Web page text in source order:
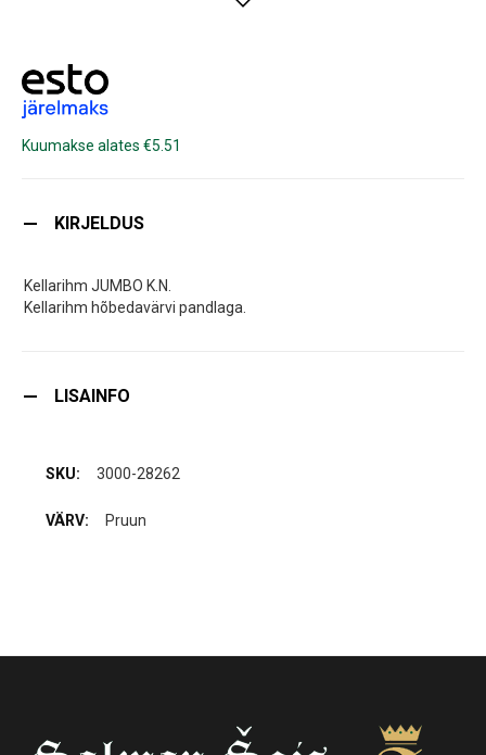
Kuumakse alates €5.51
KIRJELDUS
Kellarihm JUMBO K.N.
Kellarihm hõbedavärvi pandlaga.
LISAINFO
3000-28262
Pruun